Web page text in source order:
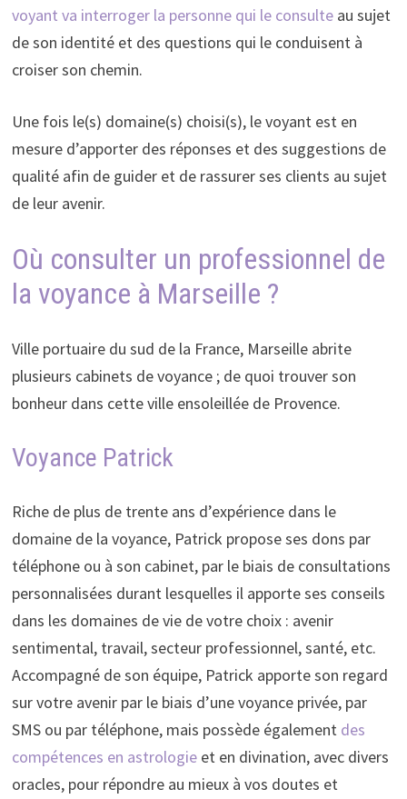
voyant va interroger la personne qui le consulteau sujet
de son identité et des questions qui le conduisent à
croiser son chemin.
Une fois le(s) domaine(s) choisi(s), le voyant est en
mesure d’apporter des réponses et des suggestions de
qualité afin de guider et de rassurer ses clients au sujet
de leur avenir.
Où consulter un professionnel de
la voyance à Marseille ?
Ville portuaire du sud de la France, Marseille abrite
plusieurs cabinets de voyance ; de quoi trouver son
bonheur dans cette ville ensoleillée de Provence.
Voyance Patrick
Riche de plus de trente ans d’expérience dans le
domaine de la voyance, Patrick propose ses dons par
téléphone ou à son cabinet, par le biais de consultations
personnalisées durant lesquelles il apporte ses conseils
dans les domaines de vie de votre choix : avenir
sentimental, travail, secteur professionnel, santé, etc.
Accompagné de son équipe, Patrick apporte son regard
sur votre avenir par le biais d’une voyance privée, par
SMS ou par téléphone, mais possède également des
compétences en astrologieet en divination, avec divers
oracles, pour répondre au mieux à vos doutes et